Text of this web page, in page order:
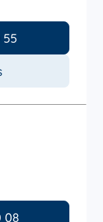
55
08